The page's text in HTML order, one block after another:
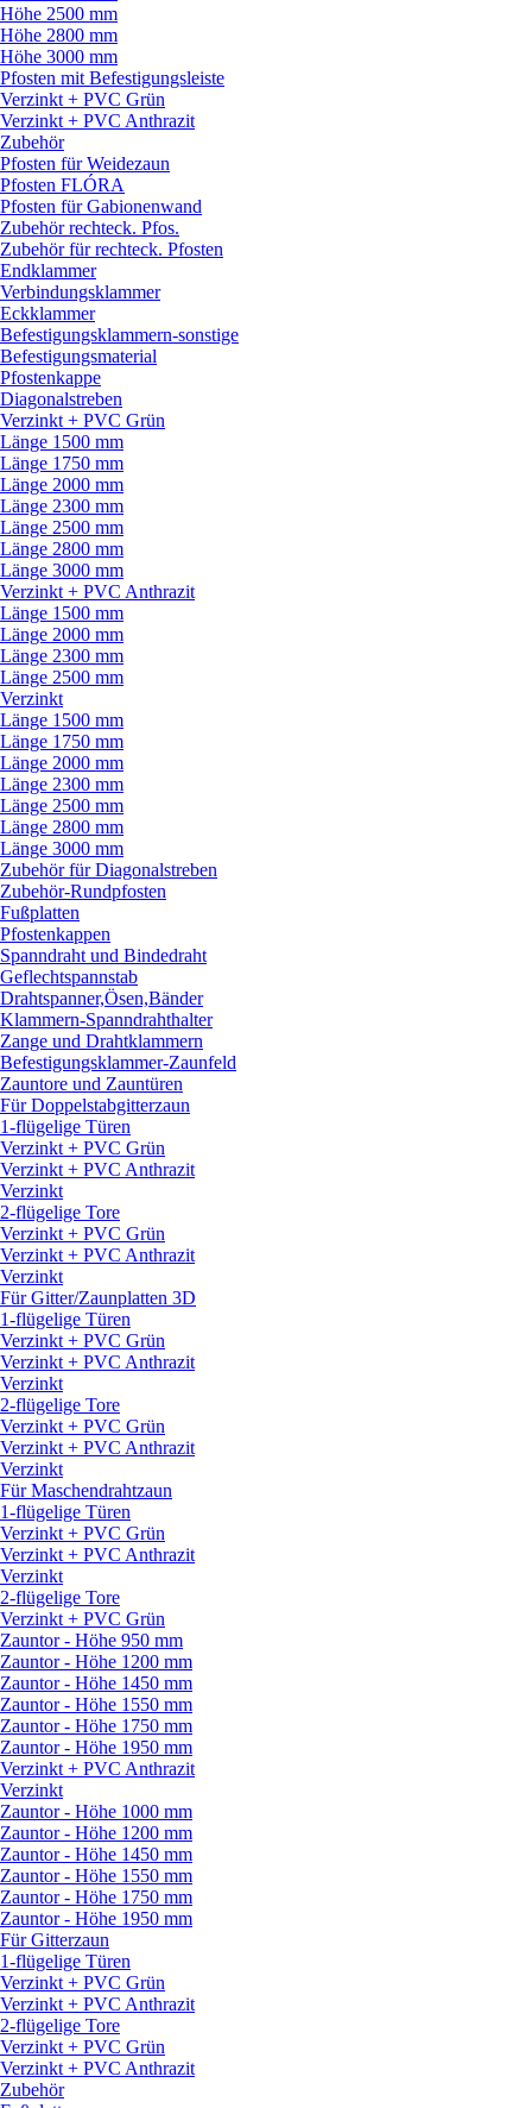
Höhe 2500 mm
Höhe 2800 mm
Höhe 3000 mm
Pfosten mit Befestigungsleiste
Verzinkt + PVC Grün
Verzinkt + PVC Anthrazit
Zubehör
Pfosten für Weidezaun
Pfosten FLÓRA
Pfosten für Gabionenwand
Zubehör rechteck. Pfos.
Zubehör für rechteck. Pfosten
Endklammer
Verbindungsklammer
Eckklammer
Befestigungsklammern-sonstige
Befestigungsmaterial
Pfostenkappe
Diagonalstreben
Verzinkt + PVC Grün
Länge 1500 mm
Länge 1750 mm
Länge 2000 mm
Länge 2300 mm
Länge 2500 mm
Länge 2800 mm
Länge 3000 mm
Verzinkt + PVC Anthrazit
Länge 1500 mm
Länge 2000 mm
Länge 2300 mm
Länge 2500 mm
Verzinkt
Länge 1500 mm
Länge 1750 mm
Länge 2000 mm
Länge 2300 mm
Länge 2500 mm
Länge 2800 mm
Länge 3000 mm
Zubehör für Diagonalstreben
Zubehör-Rundpfosten
Fußplatten
Pfostenkappen
Spanndraht und Bindedraht
Geflechtspannstab
Drahtspanner,Ösen,Bänder
Klammern-Spanndrahthalter
Zange und Drahtklammern
Befestigungsklammer-Zaunfeld
Zauntore und Zauntüren
Für Doppelstabgitterzaun
1-flügelige Türen
Verzinkt + PVC Grün
Verzinkt + PVC Anthrazit
Verzinkt
2-flügelige Tore
Verzinkt + PVC Grün
Verzinkt + PVC Anthrazit
Verzinkt
Für Gitter/Zaunplatten 3D
1-flügelige Türen
Verzinkt + PVC Grün
Verzinkt + PVC Anthrazit
Verzinkt
2-flügelige Tore
Verzinkt + PVC Grün
Verzinkt + PVC Anthrazit
Verzinkt
Für Maschendrahtzaun
1-flügelige Türen
Verzinkt + PVC Grün
Verzinkt + PVC Anthrazit
Verzinkt
2-flügelige Tore
Verzinkt + PVC Grün
Zauntor - Höhe 950 mm
Zauntor - Höhe 1200 mm
Zauntor - Höhe 1450 mm
Zauntor - Höhe 1550 mm
Zauntor - Höhe 1750 mm
Zauntor - Höhe 1950 mm
Verzinkt + PVC Anthrazit
Verzinkt
Zauntor - Höhe 1000 mm
Zauntor - Höhe 1200 mm
Zauntor - Höhe 1450 mm
Zauntor - Höhe 1550 mm
Zauntor - Höhe 1750 mm
Zauntor - Höhe 1950 mm
Für Gitterzaun
1-flügelige Türen
Verzinkt + PVC Grün
Verzinkt + PVC Anthrazit
2-flügelige Tore
Verzinkt + PVC Grün
Verzinkt + PVC Anthrazit
Zubehör